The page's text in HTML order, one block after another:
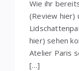
Wie ihr
(Review hier)
hier) sehen
Atelier Paris
[…]